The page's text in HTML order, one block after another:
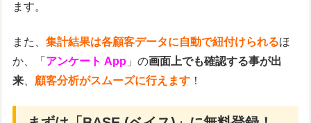
ます。
また、集計結果は各顧客データに自動で紐付けられるほ
か、「 アンケート App 」の画面上でも確認する事が出
来
顧客分析がスムーズに行えます ！